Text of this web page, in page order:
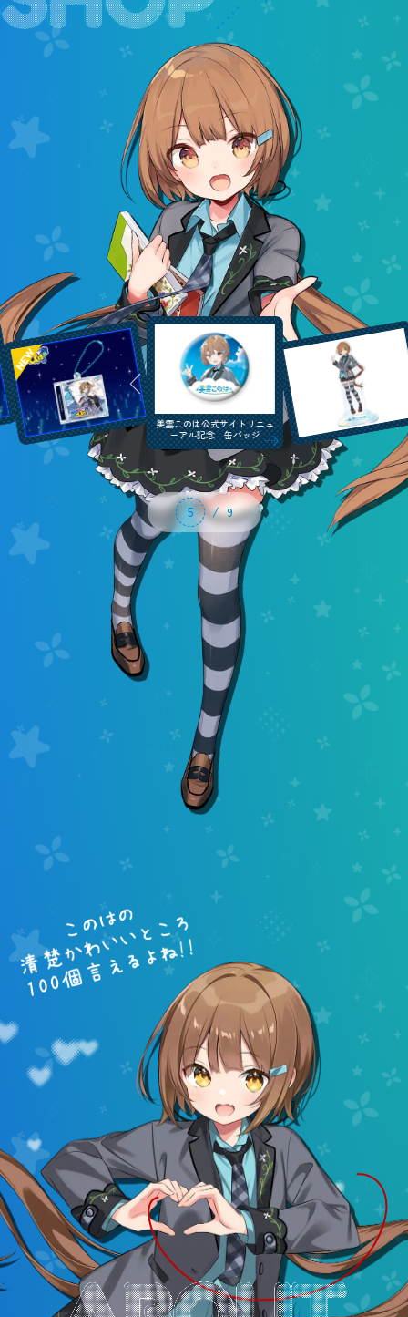
美雲このは公式サイトリニュ
ーアル記念 クリアファイル
7 / 9